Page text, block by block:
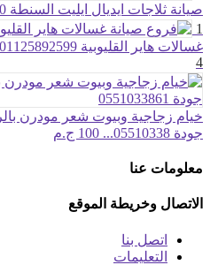
صيانة ثلاجات ايديال ايليت السنطة 01154008110
1
غسالات هاير القليوبية 01125892599
4
خيام زجاجية وبيوت شعر مودرن
جودة 05510338...
100 ج.م
معلومات عنا
الاتصال وخريطة الموقع
اتصل بنا
التعليمات